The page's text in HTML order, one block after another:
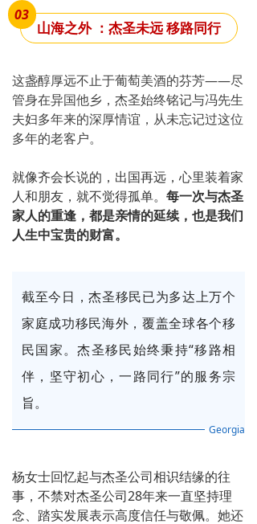
03
山海之外 ：杰圣未远移路同行
这盏醇厚远不止于葡萄美酒的芬芳——尽
管身在异国他乡，杰圣始终铭记与冯先生
夫妇多年来的深厚情谊，从未忘记过这位
多年的老客户。
就像齐会长说的，出国再远，心里装着家
人和朋友，就不觉得孤单。 每一次与杰圣
家人的重逢，都是亲情的延续，也是我们
人生中宝贵的财富。
截至今日，杰圣移民已为多达上万个
家庭成功移民海外，覆盖全球各个移
民国家。杰圣移民始终秉持“移路相
伴，坚守初心，一路同行”的服务宗
旨。
Georgia
杨女士回忆起与杰圣公司相识结缘的往
事，不禁对杰圣公司28年来一直坚持理
念、踏实发展表示高度信任与敬佩。 她还